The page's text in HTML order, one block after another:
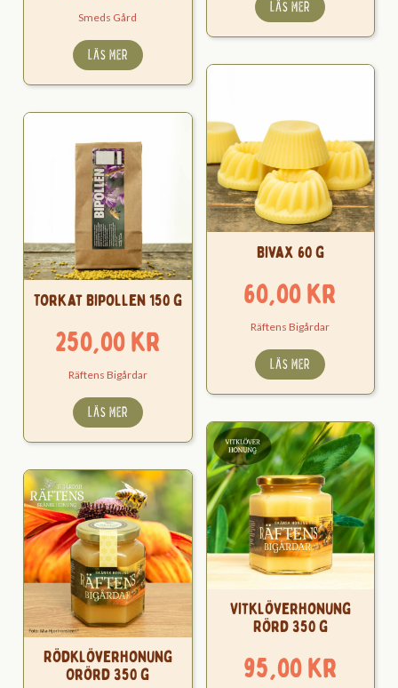
165,00 kr
Smeds Gård
LÄS MER
LÄS MER
Bivax 60 g
60,00kr
Räftens Bigårdar
LÄS MER
Torkat Bipollen 150 g
250,00kr
Räftens Bigårdar
LÄS MER
Vitklöverhonung
Rörd 350 g
95,00kr
Rödklöverhonung
Orörd 350 g